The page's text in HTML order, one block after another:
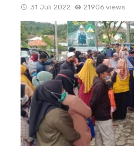
31 Juli 2022 21906 views